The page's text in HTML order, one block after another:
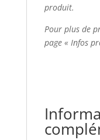
produit.
Pour plus de
page « Infos